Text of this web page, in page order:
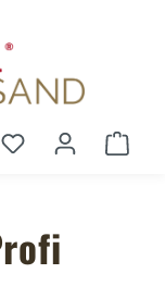
Du hast 0